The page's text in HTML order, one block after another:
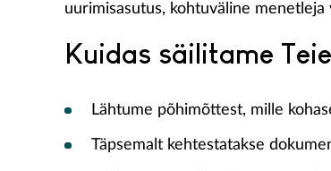
uurimisasutus, kohtuväline menetleja
Kuidas säilitame
Lähtume põhimõttest, mille
Täpsemalt kehtestatakse